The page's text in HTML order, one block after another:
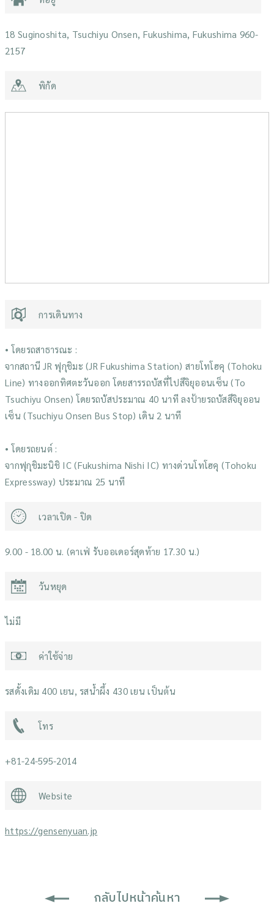
18 Suginoshita, Tsuchiyu Onsen, Fukushima, Fukushima 960-
2157
พิกัด
การเดินทาง
• โดยรถสาธารณะ :
จากสถานี JR ฟุกุชิมะ (JR Fukushima Station) สายโทโฮคุ (Tohoku
Line) ทางออกทิศตะวันออก โดยสารรถบัสที่ไปสึจิยุออนเซ็น (To
Tsuchiyu Onsen) โดยรถบัสประมาณ 40 นาที ลงป้ายรถบัสสึจิยุออน
เซ็น (Tsuchiyu Onsen Bus Stop) เดิน 2 นาที
• โดยรถยนต์ :
จากฟุกุชิมะนิชิ IC (Fukushima Nishi IC) ทางด่วนโทโฮคุ (Tohoku
Expressway) ประมาณ 25 นาที
เวลาเปิด - ปิด
9.00 - 18.00 น. (คาเฟ่ รับออเดอร์สุดท้าย 17.30 น.)
วันหยุด
ไม่มี
ค่าใช้จ่าย
รสดั้งเดิม 400 เยน, รสน้ำผึ้ง 430 เยน เป็นต้น
โทร
+81-24-595-2014
Website
https://gensenyuan.jp
กลับไปหน้าค้นหา